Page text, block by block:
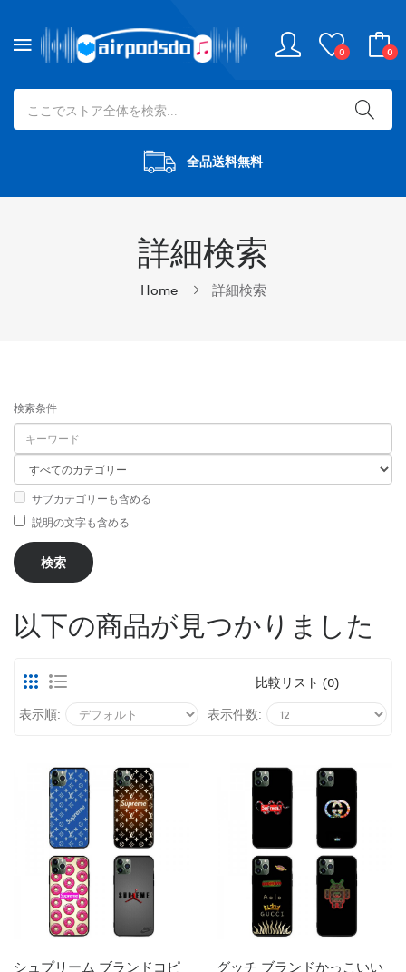
0 0
全品送料無料
詳細検索
Home 詳細検索
検索条件
サブカテゴリーも含める
説明の文字も含める
以下の商品が見つかりました
比較リスト (0)
表示順:
表示件数:
シュプリーム ブランドコピ
グッチ ブランドかっこいい